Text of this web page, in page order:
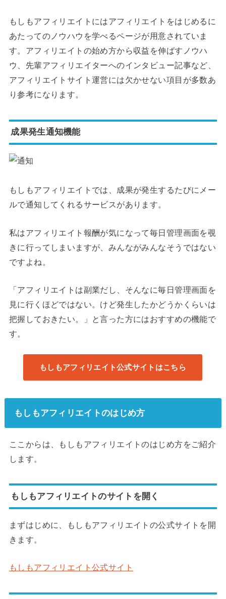
もしもアフィリエイトにはアフィリエイトをはじめるに
あたってのノウハウを学べるページが用意されていま
す。アフィリエイトの始め方から収益を伸ばすノウハ
ウ、先輩アフィリエイターへのインタビュー記事など、
アフィリエイトサイト運営には欠かせない項目が多数あ
り参考になります。
成果発生通知機能
もしもアフィリエイトでは、成果が発生するたびにメー
ルで通知してくれるサービスがあります。
私はアフィリエイト報酬が気になって毎日管理画面を覗
きに行ってしまいますが、みんながみんなそうではない
ですよね。
「アフィリエイトは副業だし、そんなに毎日管理画面を
見に行くほどではない。けど発生したかどうかくらいは
把握しておきたい。」と言った方にはおすすめの機能で
す。
もしもアフィリエイト公式サイトはこちら
もしもアフィリエイトのはじめ方
ここからは、もしもアフィリエイトのはじめ方をご紹介
します。
もしもアフィリエイトのサイトを開く
まずはじめに、もしもアフィリエイトの公式サイトを開
きます。
もしもアフィリエイト公式サイト